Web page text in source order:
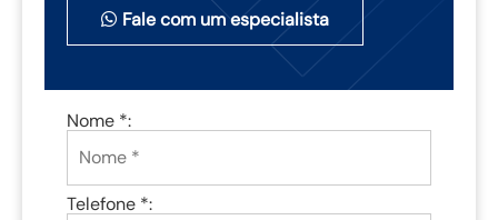
Fale com um especialista
Nome *:
Telefone *: